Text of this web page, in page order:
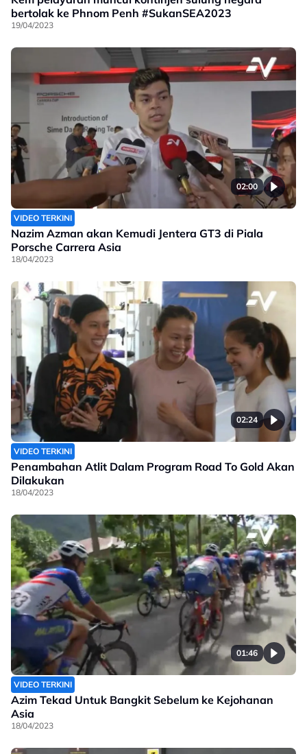
bertolak ke Phnom Penh #SukanSEA2023
19/04/2023
02:00
VIDEO TERKINI
Nazim Azman akan Kemudi Jentera GT3 di Piala
Porsche Carrera Asia
18/04/2023
02:24
VIDEO TERKINI
Penambahan Atlit Dalam Program Road To Gold Akan
Dilakukan
18/04/2023
01:46
VIDEO TERKINI
Azim Tekad Untuk Bangkit Sebelum ke Kejohanan
Asia
18/04/2023